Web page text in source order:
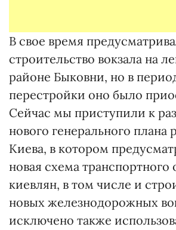
В свое время
строительство вокзала на
районе Быковни, но в
перестройки оно было
Сейчас мы приступили к
нового генерального плана
Киева, в котором
новая схема
киевлян, в том числе и
новых железнодорожных
исключено также